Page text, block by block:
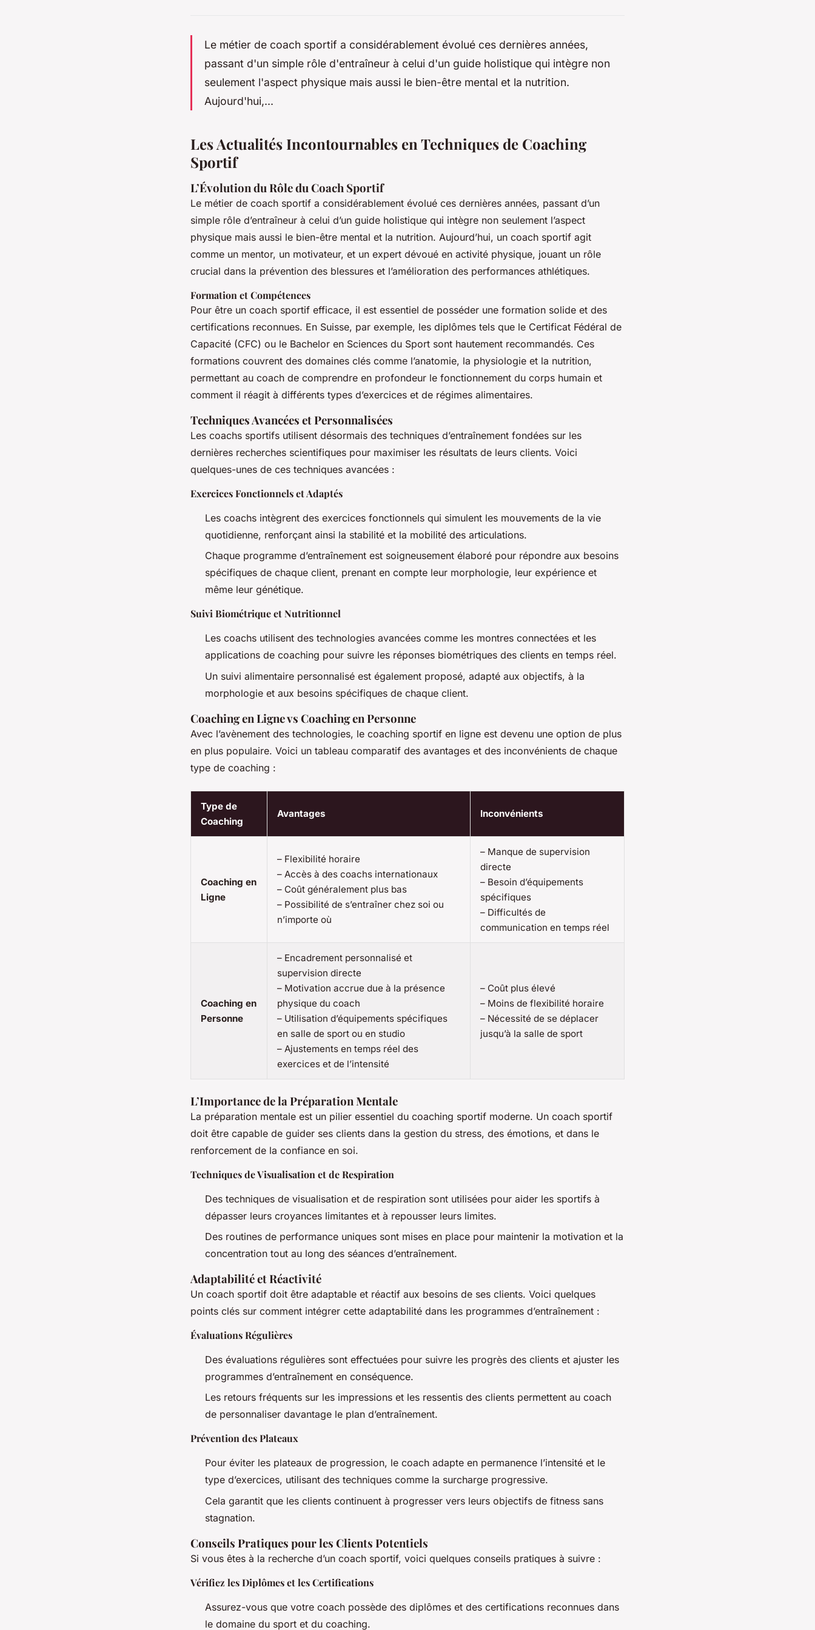
Le métier de coach sportif a considérablement évolué ces dernières années,
passant d'un simple rôle d'entraîneur à celui d'un guide holistique qui intègre non
seulement l'aspect physique mais aussi le bien-être mental et la nutrition.
Aujourd'hui,...
Les Actualités Incontournables en Techniques de Coaching
Sportif
L’Évolution du Rôle du Coach Sportif
Le métier de coach sportif a considérablement évolué ces dernières années, passant d’un
simple rôle d’entraîneur à celui d’un guide holistique qui intègre non seulement l’aspect
physique mais aussi le bien-être mental et la nutrition. Aujourd’hui, un coach sportif agit
comme un mentor, un motivateur, et un expert dévoué en activité physique, jouant un rôle
crucial dans la prévention des blessures et l’amélioration des performances athlétiques.
Formation et Compétences
Pour être un coach sportif efficace, il est essentiel de posséder une formation solide et des
certifications reconnues. En Suisse, par exemple, les diplômes tels que le Certificat Fédéral de
Capacité (CFC) ou le Bachelor en Sciences du Sport sont hautement recommandés. Ces
formations couvrent des domaines clés comme l’anatomie, la physiologie et la nutrition,
permettant au coach de comprendre en profondeur le fonctionnement du corps humain et
comment il réagit à différents types d’exercices et de régimes alimentaires.
Techniques Avancées et Personnalisées
Les coachs sportifs utilisent désormais des techniques d’entraînement fondées sur les
dernières recherches scientifiques pour maximiser les résultats de leurs clients. Voici
quelques-unes de ces techniques avancées :
Exercices Fonctionnels et Adaptés
Les coachs intègrent des exercices fonctionnels qui simulent les mouvements de la vie
quotidienne, renforçant ainsi la stabilité et la mobilité des articulations.
Chaque programme d’entraînement est soigneusement élaboré pour répondre aux besoins
spécifiques de chaque client, prenant en compte leur morphologie, leur expérience et
même leur génétique.
Suivi Biométrique et Nutritionnel
Les coachs utilisent des technologies avancées comme les montres connectées et les
applications de coaching pour suivre les réponses biométriques des clients en temps réel.
Un suivi alimentaire personnalisé est également proposé, adapté aux objectifs, à la
morphologie et aux besoins spécifiques de chaque client.
Coaching en Ligne vs Coaching en Personne
Avec l’avènement des technologies, le coaching sportif en ligne est devenu une option de plus
en plus populaire. Voici un tableau comparatif des avantages et des inconvénients de chaque
type de coaching :
Type de
Coaching
Avantages Inconvénients
Coaching en
Ligne
– Flexibilité horaire
– Accès à des coachs internationaux
– Coût généralement plus bas
– Possibilité de s’entraîner chez soi ou
n’importe où
– Manque de supervision
directe
– Besoin d’équipements
spécifiques
– Difficultés de
communication en temps réel
Coaching en
Personne
– Encadrement personnalisé et
supervision directe
– Motivation accrue due à la présence
physique du coach
– Utilisation d’équipements spécifiques
en salle de sport ou en studio
– Ajustements en temps réel des
exercices et de l’intensité
– Coût plus élevé
– Moins de flexibilité horaire
– Nécessité de se déplacer
jusqu’à la salle de sport
L’Importance de la Préparation Mentale
La préparation mentale est un pilier essentiel du coaching sportif moderne. Un coach sportif
doit être capable de guider ses clients dans la gestion du stress, des émotions, et dans le
renforcement de la confiance en soi.
Techniques de Visualisation et de Respiration
Des techniques de visualisation et de respiration sont utilisées pour aider les sportifs à
dépasser leurs croyances limitantes et à repousser leurs limites.
Des routines de performance uniques sont mises en place pour maintenir la motivation et la
concentration tout au long des séances d’entraînement.
Adaptabilité et Réactivité
Un coach sportif doit être adaptable et réactif aux besoins de ses clients. Voici quelques
points clés sur comment intégrer cette adaptabilité dans les programmes d’entraînement :
Évaluations Régulières
Des évaluations régulières sont effectuées pour suivre les progrès des clients et ajuster les
programmes d’entraînement en conséquence.
Les retours fréquents sur les impressions et les ressentis des clients permettent au coach
de personnaliser davantage le plan d’entraînement.
Prévention des Plateaux
Pour éviter les plateaux de progression, le coach adapte en permanence l’intensité et le
type d’exercices, utilisant des techniques comme la surcharge progressive.
Cela garantit que les clients continuent à progresser vers leurs objectifs de fitness sans
stagnation.
Conseils Pratiques pour les Clients Potentiels
Si vous êtes à la recherche d’un coach sportif, voici quelques conseils pratiques à suivre :
Vérifiez les Diplômes et les Certifications
Assurez-vous que votre coach possède des diplômes et des certifications reconnues dans
le domaine du sport et du coaching.